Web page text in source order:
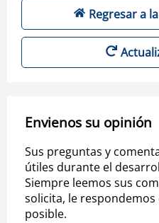
Regresar a
Envienos su opinión
Sus preguntas y
útiles durante el
Siempre leemos sus
solicita, le
posible.